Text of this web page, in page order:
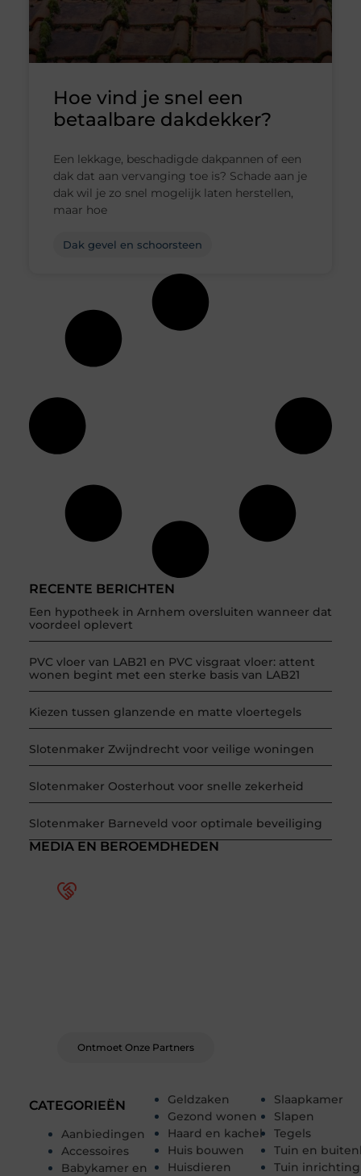
RECENTE BERICHTEN
Een hypotheek in Arnhem oversluiten wanneer dat
voordeel oplevert
PVC vloer van LAB21 en PVC visgraat vloer: attent
wonen begint met een sterke basis van LAB21
Kiezen tussen glanzende en matte vloertegels
Slotenmaker Zwijndrecht voor veilige woningen
Slotenmaker Oosterhout voor snelle zekerheid
Slotenmaker Barneveld voor optimale beveiliging
CATEGORIEËN
Aanbiedingen
Accessoires
Babykamer en
Geldzaken
Gezond wonen
Haard en kachel
Huis bouwen
Huisdieren
Slaapkamer
Slapen
Tegels
Tuin en
Tuin inrichting
MEDIA EN BEROEMDHEDEN
Ontmoet Onze Partners
Hoe vind je snel een
betaalbare dakdekker?
Een lekkage, beschadigde dakpannen of een
dak dat aan vervanging toe is? Schade aan je
dak wil je zo snel mogelijk laten herstellen,
maar hoe
Dak gevel en schoorsteen